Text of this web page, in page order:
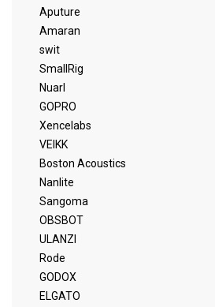
Aputure
Amaran
swit
SmallRig
Nuarl
GOPRO
Xencelabs
VEIKK
Boston Acoustics
Nanlite
Sangoma
OBSBOT
ULANZI
Rode
GODOX
ELGATO